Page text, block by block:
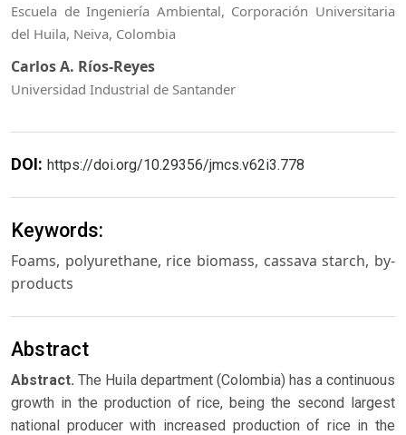
Escuela de Ingeniería Ambiental, Corporación Universitaria
del Huila, Neiva, Colombia
Carlos A. Ríos-Reyes
Universidad Industrial de Santander
DOI: https://doi.org/10.29356/jmcs.v62i3.778
Keywords:
Foams, polyurethane, rice biomass, cassava starch, by-
products
Abstract
Abstract. The Huila department (Colombia) has a continuous
growth in the production of rice, being the second largest
national producer with increased production of rice in the